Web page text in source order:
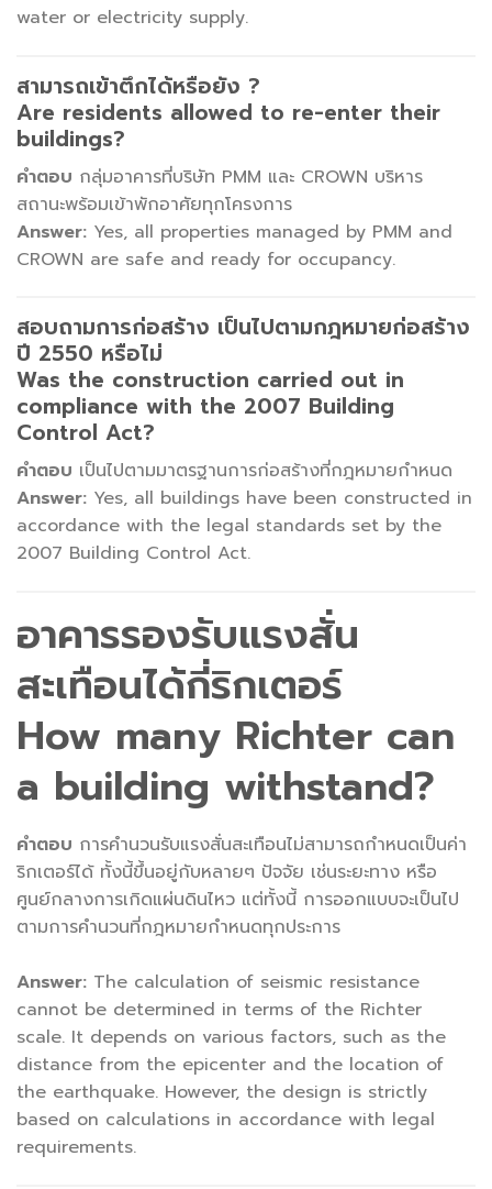
water or electricity supply.
สามารถเข้าตึกได้หรือยัง ?
Are residents allowed to re-enter their
buildings?
คำตอบ กลุ่มอาคารที่บริษัท PMM และ CROWN บริหาร
สถานะพร้อมเข้าพักอาศัยทุกโครงการ
Answer: Yes, all properties managed by PMM and
CROWN are safe and ready for occupancy.
สอบถามการก่อสร้าง เป็นไปตามกฎหมายก่อสร้าง
ปี 2550 หรือไม่
Was the construction carried out in
compliance with the 2007 Building
Control Act?
คำตอบ เป็นไปตามมาตรฐานการก่อสร้างที่กฎหมายกำหนด
Answer: Yes, all buildings have been constructed in
accordance with the legal standards set by the
2007 Building Control Act.
อาคารรองรับแรงสั่น
สะเทือนได้กี่ริกเตอร์
How many Richter can
a building withstand?
คำตอบ การคำนวนรับแรงสั่นสะเทือนไม่สามารถกำหนดเป็นค่า
ริกเตอร์ได้ ทั้งนี้ขึ้นอยู่กับหลายๆ ปัจจัย เช่นระยะทาง หรือ
ศูนย์กลางการเกิดแผ่นดินไหว แต่ทั้งนี้ การออกแบบจะเป็นไป
ตามการคำนวนที่กฎหมายกำหนดทุกประการ
Answer: The calculation of seismic resistance
cannot be determined in terms of the Richter
scale. It depends on various factors, such as the
distance from the epicenter and the location of
the earthquake. However, the design is strictly
based on calculations in accordance with legal
requirements.